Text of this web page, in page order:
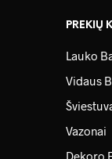
PREKIŲ
Lauko
Vidaus
Vazonai
Dekoro